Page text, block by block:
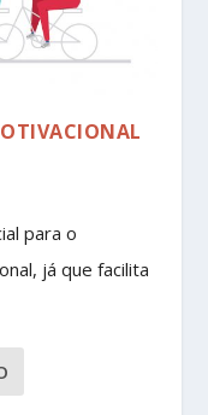
para o
já que facilita